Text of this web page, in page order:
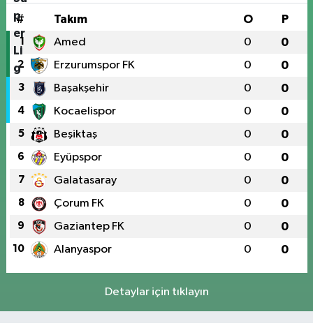
# Takım O P
1 Amed 0 0
2 Erzurumspor FK 0 0
3 Başakşehir 0 0
4 Kocaelispor 0 0
5 Beşiktaş 0 0
6 Eyüpspor 0 0
7 Galatasaray 0 0
8 Çorum FK 0 0
9 Gaziantep FK 0 0
10 Alanyaspor 0 0
Detaylar için tıklayın